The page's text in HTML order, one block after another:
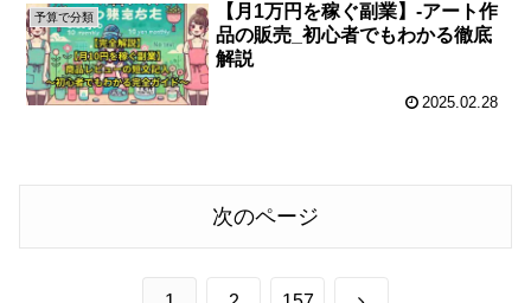
予算で分類
【月1万円を稼ぐ副業】-アート作
品の販売_初心者でもわかる徹底
解説
2025.02.28
次のページ